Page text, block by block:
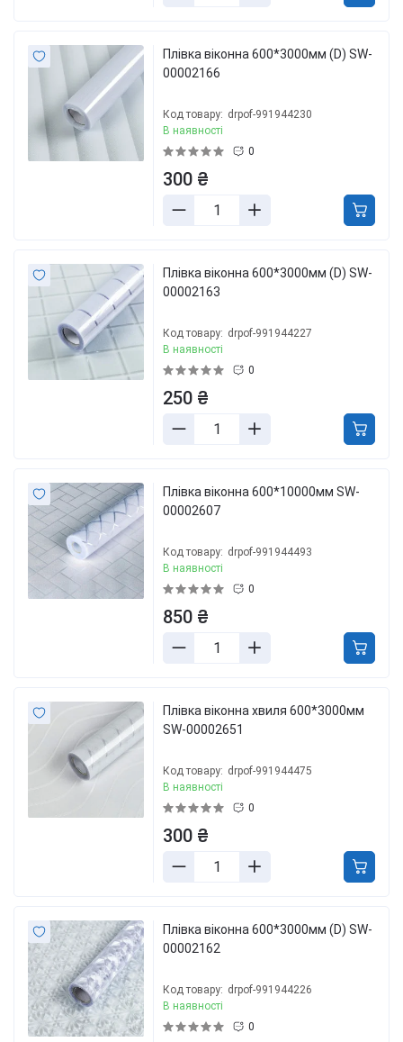
Плівка віконна 600*3000мм (D) SW-
00002166
Код товару: drpof-991944230
В наявності
0
300 ₴
Плівка віконна 600*3000мм (D) SW-
00002163
Код товару: drpof-991944227
В наявності
0
250 ₴
Плівка віконна 600*10000мм SW-
00002607
Код товару: drpof-991944493
В наявності
0
850 ₴
Плівка віконна хвиля 600*3000мм
SW-00002651
Код товару: drpof-991944475
В наявності
0
300 ₴
Плівка віконна 600*3000мм (D) SW-
00002162
Код товару: drpof-991944226
В наявності
0